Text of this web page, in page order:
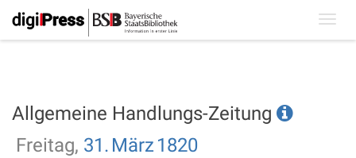
Allgemeine Handlungs-Zeitung
Freitag, 31. März 1820